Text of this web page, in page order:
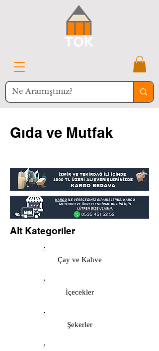
Gıda ve Mutfak
Alt Kategoriler
Çay ve Kahve
İçecekler
Şekerler